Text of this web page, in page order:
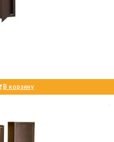
В корзину